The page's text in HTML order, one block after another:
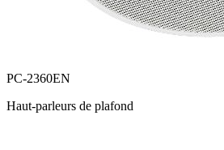
PC-2360EN
Haut-parleurs de plafond